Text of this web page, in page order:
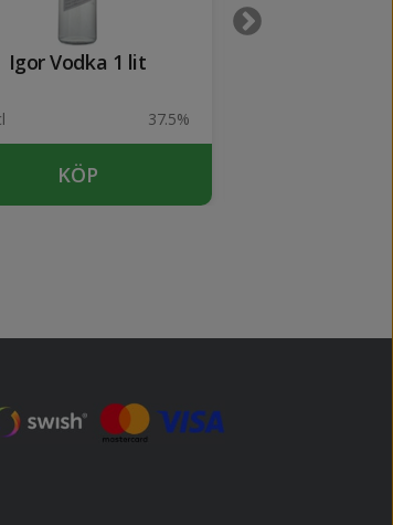
Igor Vodka 1 lit
37.5%
KÖP